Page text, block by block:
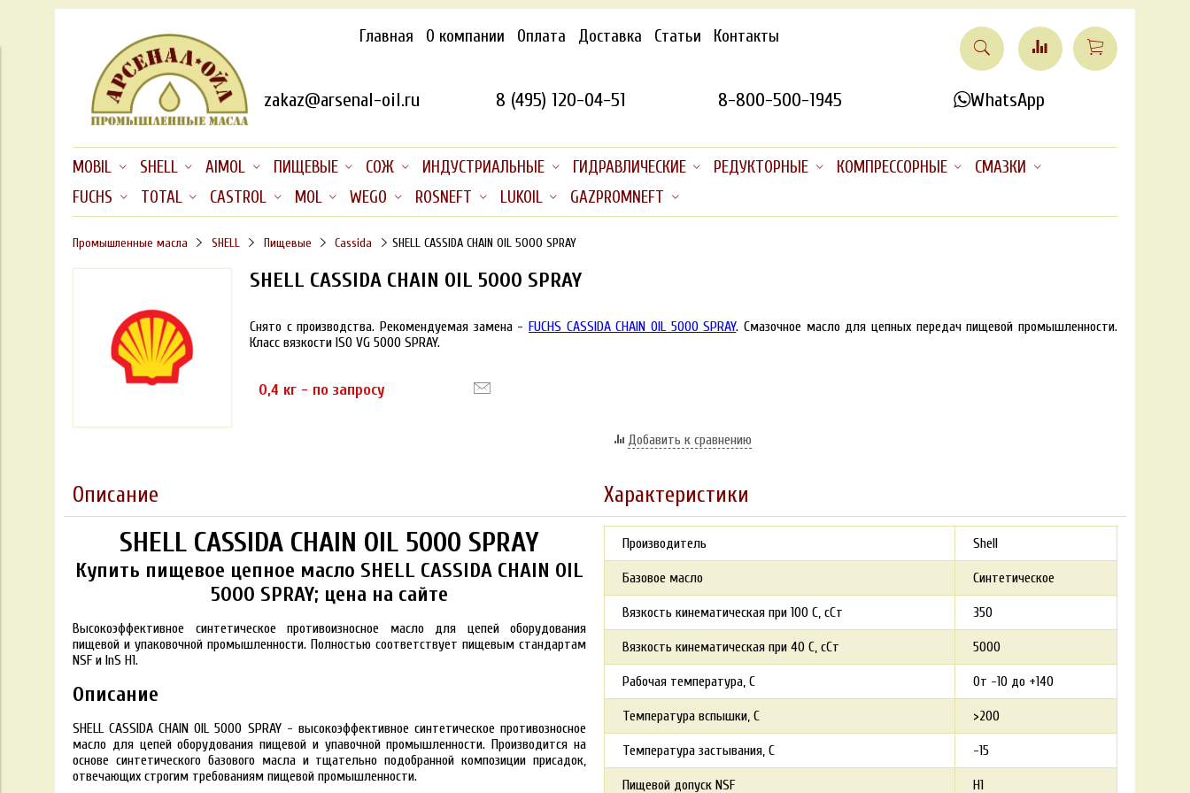
Главная О компании Оплата Доставка Статьи Контакты
zakaz@arsenal-oil.ru 8 (495) 120-04-51 8-800-500-1945 WhatsApp
MOBIL SHELL AIMOL ПИЩЕВЫЕ СОЖ ИНДУСТРИАЛЬНЫЕ ГИДРАВЛИЧЕСКИЕ РЕДУКТОРНЫЕ КОМПРЕССОРНЫЕ
СМАЗКИ
FUCHS
TOTAL CASTROL MOL WEGO ROSNEFT LUKOIL GAZPROMNEFT
Промышленные масла SHELL Пищевые Cassida SHELL CASSIDA CHAIN OIL 5000 SPRAY
SHELL CASSIDA CHAIN OIL 5000 SPRAY
Снято с производства. Рекомендуемая замена - FUCHS CASSIDA CHAIN OIL 5000 SPRAY. Смазочное масло для цепных передач пищевой промышленности.
Класс вязкости ISO VG 5000 SPRAY.
0,4 кг - по запросу
Добавить к сравнению
Описание Характеристики
SHELL CASSIDA CHAIN OIL 5000 SPRAY
Купить пищевое цепное масло SHELL CASSIDA CHAIN OIL
5000 SPRAY; цена на сайте
Высокоэффективное синтетическое противоизносное масло для цепей оборудования
пищевой и упаковочной промышленности. Полностью соответствует пищевым стандартам
NSF и InS H1.
Описание
SHELL CASSIDA CHAIN OIL 5000 SPRAY - высокоэффективное синтетическое противозносное
масло для цепей оборудования пищевой и упавочной промышленности. Производится на
основе синтетического базового масла и тщательно подобранной композиции присадок,
отвечающих строгим требованиям пищевой промышленности.
Производитель Shell
Базовое масло Синтетическое
Вязкость кинематическая при 100 С, сСт 350
Вязкость кинематическая при 40 С, сСт 5000
Рабочая температура, С От -10 до +140
Температура вспышки, С >200
Температура застывания, С -15
Пищевой допуск NSF H1